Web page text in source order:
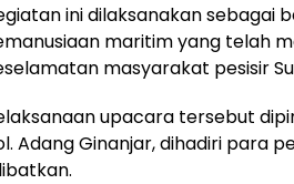
ini dilaksanakan
maritim yang telah
masyarakat pesisir
upacara tersebut
Adang Ginanjar, dihadiri para